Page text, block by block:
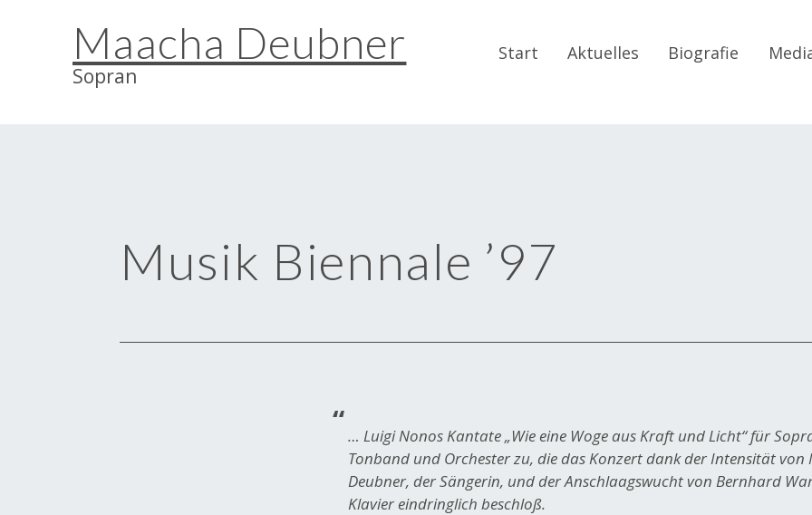
Maacha Deubner
Sopran
Start Aktuelles Biografie
Musik Biennale ’97
… Luigi Nonos Kantate „Wie eine Woge aus Kraft und Licht“ für
Tonband und Orchester zu, die das Konzert dank der Intensität von
Deubner, der Sängerin, und der Anschlaagswucht von Bernhard
Klavier eindringlich beschloß.